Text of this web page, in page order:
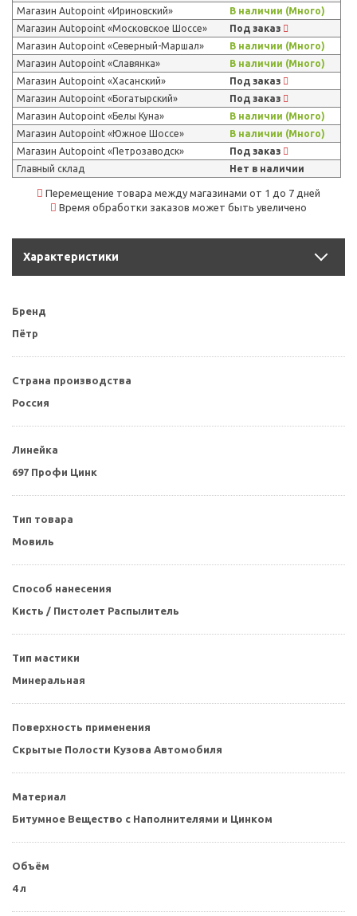
Магазин Autopoint «Ириновский»
В наличии (Много)
Магазин Autopoint «Московское Шоссе»
Под заказ
Магазин Autopoint «Северный-Маршал»
В наличии (Много)
Магазин Autopoint «Славянка»
В наличии (Много)
Магазин Autopoint «Хасанский»
Под заказ
Магазин Autopoint «Богатырский»
Под заказ
Магазин Autopoint «Белы Куна»
В наличии (Много)
Магазин Autopoint «Южное Шоссе»
В наличии (Много)
Магазин Autopoint «Петрозаводск»
Под заказ
Главный склад
Нет в наличии
Перемещение товара между магазинами от 1 до 7 дней
Время обработки заказов может быть увеличено
Характеристики
Бренд
Пётр
Страна производства
Россия
Линейка
697 Профи Цинк
Тип товара
Мовиль
Способ нанесения
Кисть / Пистолет Распылитель
Тип мастики
Минеральная
Поверхность применения
Скрытые Полости Кузова Автомобиля
Материал
Битумное Вещество с Наполнителями и Цинком
Объём
4 л